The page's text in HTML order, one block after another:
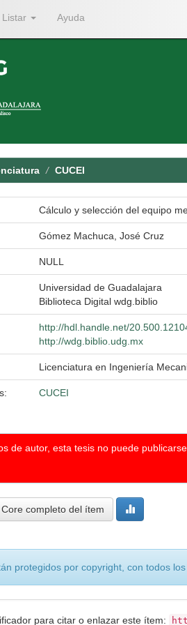
Listar Ayuda
CUCEI
Cálculo y selección del equipo
Gómez Machuca, José Cruz
NULL
Universidad de Guadalajara
Biblioteca Digital wdg.biblio
http://hdl.handle.net/
http://wdg.biblio.udg.mx
Licenciatura en Ingeniería
CUCEI
de autor, esta tesis no puede
completo del ítem
protegidos por copyright, con todos
para citar o enlazar este ítem: